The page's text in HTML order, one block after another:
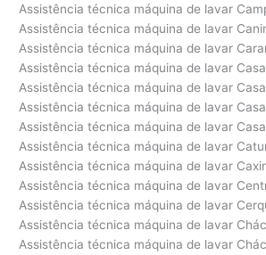
Assistência técnica máquina de lavar
Assistência técnica máquina de lavar
Assistência técnica máquina de lavar
Assistência técnica máquina de lavar
Assistência técnica máquina de lavar
Assistência técnica máquina de lavar
Assistência técnica máquina de lavar
Assistência técnica máquina de lavar
Assistência técnica máquina de lavar
Assistência técnica máquina de lavar
Assistência técnica máquina de lavar
Assistência técnica máquina de lavar
Assistência técnica máquina de lavar